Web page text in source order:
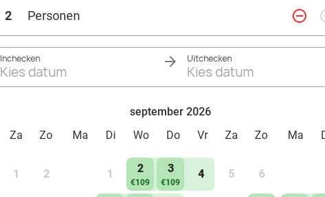
2 Personen remove_circle_outline
Inchecken
Kies datum
Uitchecken
Kies datum
Za Zo
1 2
september 2026
Ma
Di Wo Do Vr Za Zo
1 2
€109
3
€109
4 5 6
Ma